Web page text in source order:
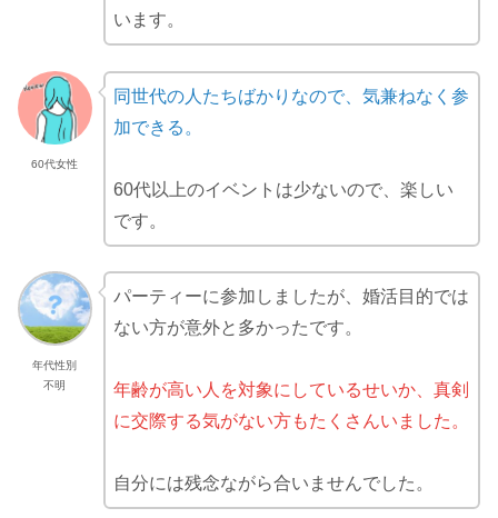
います。
60代女性
同世代の人たちばかりなので、気兼ねなく参
加できる。
60代以上のイベントは少ないので、楽しい
です。
年代性別
不明
パーティーに参加しましたが、婚活目的では
ない方が意外と多かったです。
年齢が高い人を対象にしているせいか、真剣
に交際する気がない方もたくさんいました。
自分には残念ながら合いませんでした。